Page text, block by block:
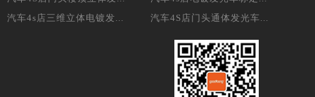
汽车4s店三维立体电镀发...
汽车4S店门头通体发光车...